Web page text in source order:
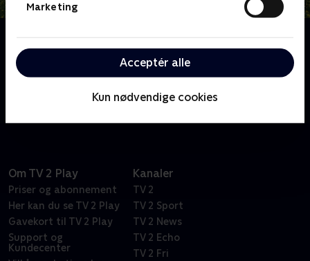
Marketing
Acceptér alle
Kun nødvendige cookies
44-årige Thom Payne presses til at forny sig selv, da
hans bureau hyrer et par unge svenskere som
Om TV 2 Play
Priser og abonnement
Her kan du se TV 2 Play
Gavekort til TV 2 Play
Support og
Kundecenter
Kanaler
TV 2
TV 2 Sport
TV 2 News
TV 2 Echo
TV 2 Fri